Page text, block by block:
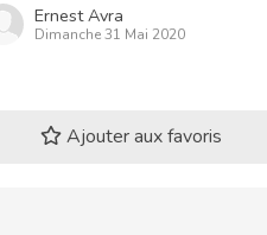
Ernest Avra
Dimanche 31 Mai 2020
Ajouter aux favoris